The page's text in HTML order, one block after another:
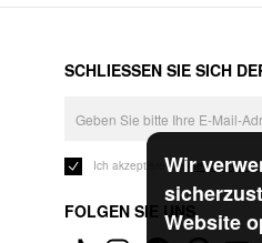
Wir
Website
SCHLIESSEN SIE SICH
Ich akzeptiere die
FOLGEN SIE UNS